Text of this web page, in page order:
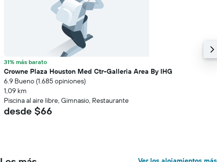
31% más barato
Crowne Plaza Houston Med Ctr-Galleria Area By IHG
6.9 Bueno (1.685 opiniones)
1,09 km
Piscina al aire libre, Gimnasio, Restaurante
desde $66